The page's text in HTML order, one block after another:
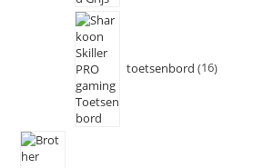
toetsenbord 16